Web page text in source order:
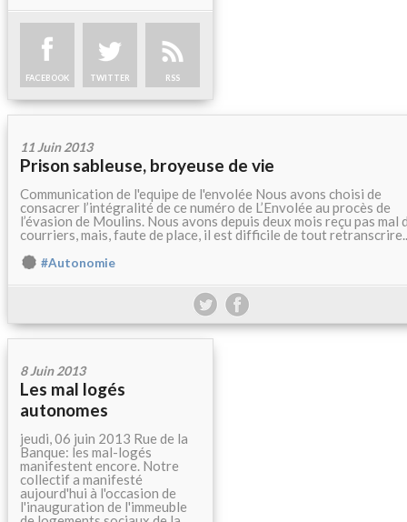
FACEBOOK TWITTER RSS
11 Juin 2013
Prison sableuse, broyeuse de vie
Communication de l'equipe de l'envolée Nous avons choisi de
consacrer l’intégralité de ce numéro de L’Envolée au procès de
l’évasion de Moulins. Nous avons depuis deux mois reçu pas mal
courriers, mais, faute de place, il est difficile de tout
#Autonomie
8 Juin 2013
Les mal logés
autonomes
jeudi, 06 juin 2013 Rue de la
Banque: les mal-logés
manifestent encore. Notre
collectif a manifesté
aujourd'hui à l'occasion de
l'inauguration de l'immeuble